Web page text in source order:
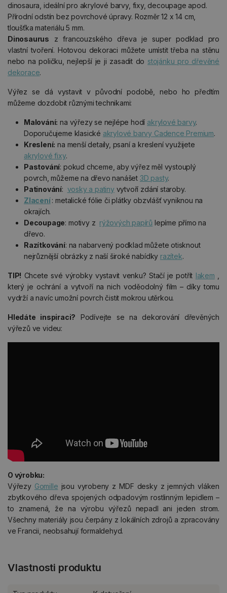
dinosaura, ideální pro akrylové barvy, fixy, decoupage apod.
Přírodní odstín bez povrchové úpravy. Rozměr 12 x 14 cm,
tloušťka materiálu 5 mm.
Dinosaurus z francouzského dřeva je super podklad pro
vlastní tvoření. Hotovou dekoraci můžete umístit třeba na stěnu
nebo na poličku, nejlepší je ji zasadit do stojánku pro dřevěné
dekorace.
Výřez se dá vystavit v původní podobě, nebo ho předtím
můžeme dozdobit různými technikami:
Malování: na výřezy se nejlépe hodí akrylové barvy.
Doporučujeme klasické akrylové barvy Cadence Premium.
Kreslení: na menší detaily, psaní a kreslení využijete
akrylové fixy.
Pastování: pokud chceme, aby výřez měl vystouplý
povrch, můžeme na dřevo nanášet 3D pasty.
Patinování: vosky a patinyvytvoří zdání staroby.
Zlacení: metalické fólie či plátky obzvlášť vyniknou na
okrajích.
Decoupage: motivy z rýžových papírů lepíme přímo na
dřevo.
Razítkování: na nabarvený podklad můžete otisknout
nejrůznější obrázky z naší široké nabídky razítek.
TIP! Chcete své výrobky vystavit venku? Stačí je potřít lakem
který je ochrání a vytvoří na nich voděodolný film – díky tomu
vydrží a navíc umožní povrch čistit mokrou utěrkou.
Hledáte inspiraci? Podívejte se na dekorování dřevěných
výřezů ve videu:
O výrobku:
Výřezy Gomille jsou vyrobeny z MDF desky z jemných vláken
zbytkového dřeva spojených odpadovým rostlinným lepidlem –
to znamená, že na výrobu výřezů nepadl ani jeden strom.
Všechny materiály jsou čerpány z lokálních zdrojů a zpracovány
ve Francii, neobsahují formaldehyd.
Vlastnosti produktu